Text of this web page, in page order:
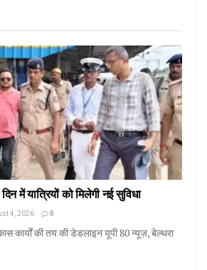
में यात्रियों को मिलेगी नई सुविधा
4, 2026 0
कार्यों की तय की डेडलाइन यूपी 80 न्यूज़, बेल्थरा